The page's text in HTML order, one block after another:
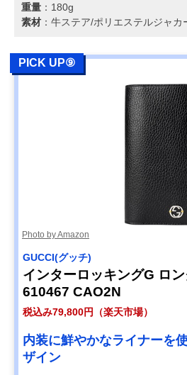
重量 ：180g
素材 ：牛ステア/ポリエステルジャカ
PICK UP⑨
Photo by Amazon
GUCCI(グッチ)
インターロッキングG ロ
610467 CAO2N
税込み79,800円（楽天市場）
内装に鮮やかなライナーを
ザイン